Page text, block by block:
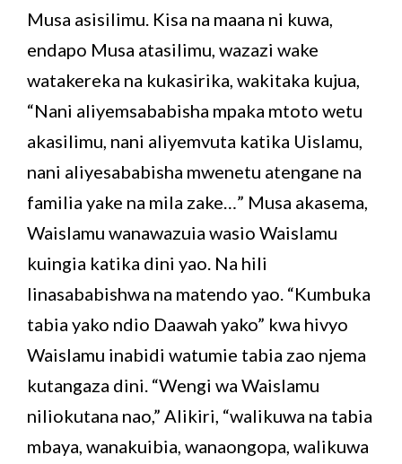
Musa asisilimu. Kisa na maana ni kuwa,
endapo Musa atasilimu, wazazi wake
watakereka na kukasirika, wakitaka kujua,
“Nani aliyemsababisha mpaka mtoto wetu
akasilimu, nani aliyemvuta katika Uislamu,
nani aliyesababisha mwenetu atengane na
familia yake na mila zake…” Musa akasema,
Waislamu wanawazuia wasio Waislamu
kuingia katika dini yao. Na hili
linasababishwa na matendo yao. “Kumbuka
tabia yako ndio Daawah yako” kwa hivyo
Waislamu inabidi watumie tabia zao njema
kutangaza dini. “Wengi wa Waislamu
niliokutana nao,” Alikiri, “walikuwa na tabia
mbaya, wanakuibia, wanaongopa, walikuwa